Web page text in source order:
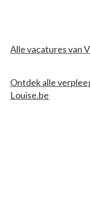
Alle vacatures van
Ontdek alle
Louise.be